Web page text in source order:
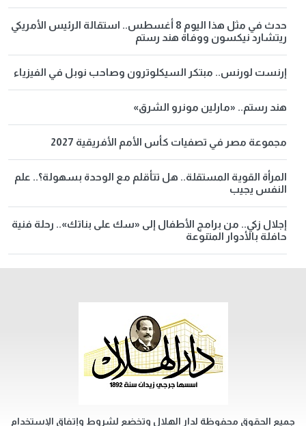
حدث في مثل هذا اليوم 8 أغسطس.. استقالة الرئيس الأمريكي
ريتشارد نيكسون ووفاة هند رستم
إرنست لورنس.. مبتكر السيكلوترون وصاحب نوبل في الفيزياء
هند رستم.. «مارلين مونرو الشرق»
مجموعة مصر في تصفيات كأس الأمم الأفريقية 2027
المرأة القوية المستقلة.. هل تتأقلم مع الوحدة بسهولة؟.. علم
النفس يجيب
إجلال زكي.. من برامج الأطفال إلى «سك على بناتك».. رحلة فنية
حافلة بالأدوار المتنوعة
جميع الحقوق محفوظة لدار الهلال وتخضع لشروط وإتفاق الإستخدام